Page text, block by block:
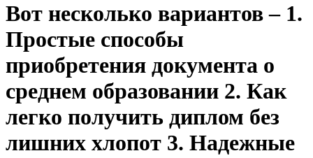
Вот несколько вариантов – 1.
Простые способы
приобретения документа о
среднем образовании 2. Как
легко получить диплом без
лишних хлопот 3. Надежные